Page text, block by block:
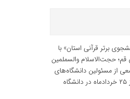
برتر قرآنی استان» با
حجت‌الاسلام والسملمین
از مسئولین دانشگاه‌های
استان قم، به همت سازمان دانشجویان جهاد دانشگاهی استان قم و با همکاری معاونت دانشجویی و فرهنگی امروز ۲۵ خردادماه در دانشگاه